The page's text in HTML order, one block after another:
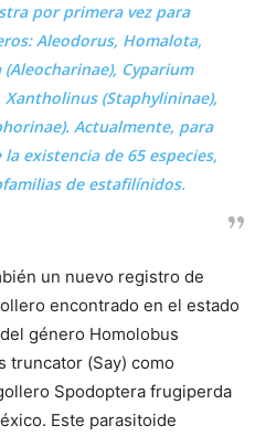
por primera vez para
Aleodorus, Homalota,
Cyparium
Xantholinus (Staphylininae),
Actualmente, para
existencia de 65 especies,
de estafilínidos.
un nuevo registro de
encontrado en el estado
género Homolobus
truncator (Say) como
Spodoptera frugiperda
Este parasitoide